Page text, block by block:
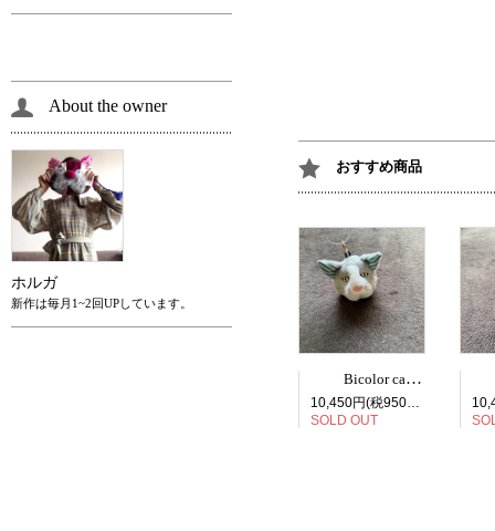
おすすめ商品
Bicolor cat face bag charm
10,450円(税950円)
SOLD OUT
About the owner
ホルガ
新作は毎月1~2回UPしています。